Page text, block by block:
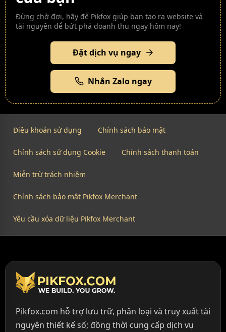
Đừng chờ đợi, hãy để Pikfox giúp bạn tạo ra website và
tài nguyên để bứt phá doanh thu ngay hôm nay!
Đặt dịch vụ ngay
Nhắn Zalo ngay
Điều khoản sử dụng Chính sách bảo mật
Chính sách sử dụng Cookie Chính sách thanh toán
Miễn trừ trách nhiệm
Chính sách bảo mật Pikfox Merchant
Yêu cầu xóa dữ liệu Pikfox Merchant
Pikfox.com hỗ trợ lưu trữ, phân loại và truy xuất tài
nguyên thiết kế số; đồng thời cung cấp dịch vụ